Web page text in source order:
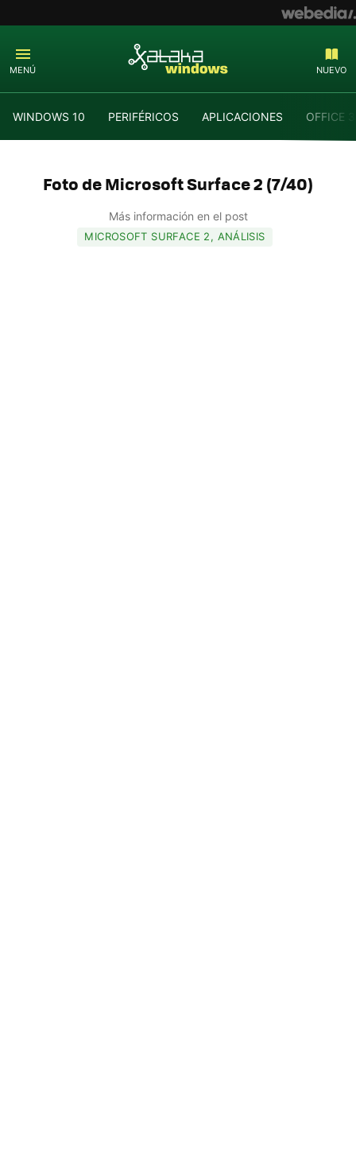
MENÚ NUEVO
WINDOWS 10 PERIFÉRICOS APLICACIONES OFFICE
Foto de Microsoft Surface 2 (7/40)
Más información en el post
MICROSOFT SURFACE 2, ANÁLISIS